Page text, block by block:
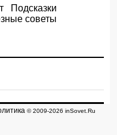
Подсказки
советы
© 2009-2026 inSovet.Ru